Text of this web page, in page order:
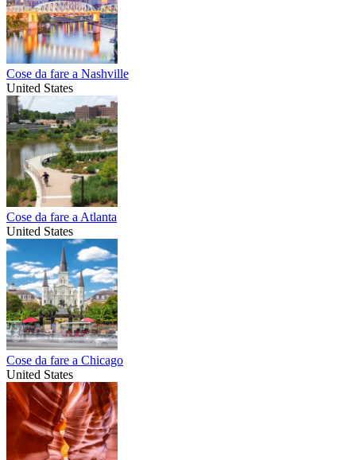
Cose da fare a Nashville
United States
Cose da fare a Atlanta
United States
Cose da fare a Chicago
United States